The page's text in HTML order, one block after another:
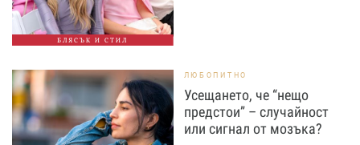
БЛЯСЪК И СТИЛ
ЛЮБОПИТНО
Усещането, че “нещо
предстои” – случайност
или сигнал от мозъка?